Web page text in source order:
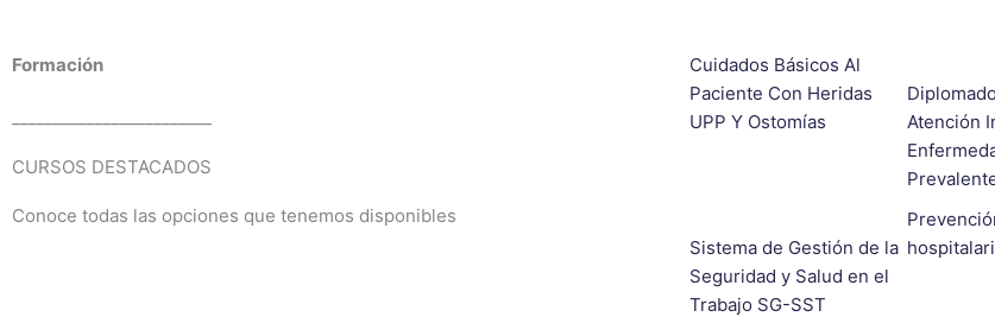
Formación
CURSOS DESTACADOS
Conoce todas las opciones que tenemos disponibles
Cuidados Básicos Al
Paciente Con Heridas
UPP Y Ostomías
Atención
Sistema de Gestión de la
Seguridad y Salud en el
Trabajo SG-SST